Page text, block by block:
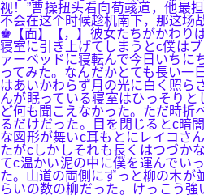
视！”曹操扭头看向荀彧道，他最
不会在这个时候趁机南下，那这场
♚【面】【，】彼女たちがかわり
寝室に引き上げてしまうとc僕は
ァーベッドに寝転んで今日いちに
ってみた。なんだかとても長い一
はあいかわらず月の光に白く照ら
んが眠っている寝室はひっそり
ど何も聞こえなかった。ただ時折
るだけだった。目を閉じるとc暗
な図形が舞いc耳もとにレイコさ
たがcしかしそれも長くはつづか
てc温かい泥の中に僕を運んでい
た。山道の両側にずっと柳の木が
らいの数の柳だった。けっこう